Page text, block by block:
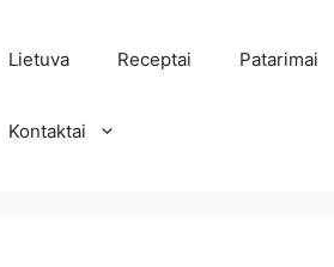
Lietuva Receptai Patarimai
Kontaktai